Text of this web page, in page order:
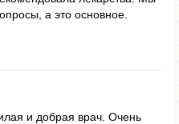
а это основное.
и добрая врач. Очень